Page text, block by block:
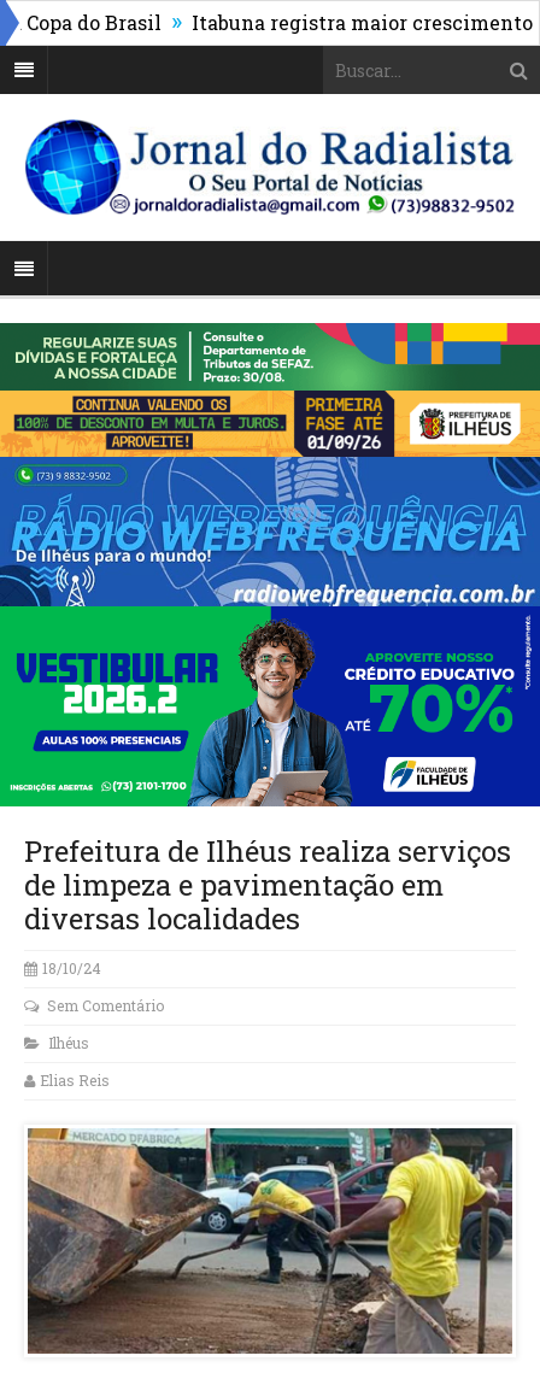
do Brasil » Itabuna registra maior crescimento do
Prefeitura de Ilhéus realiza serviços
de limpeza e pavimentação em
diversas localidades
18/10/24
Sem Comentário
Ilhéus
Elias Reis